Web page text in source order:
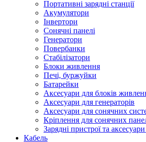
Портативні зарядні станції
Акумулятори
Інвертори
Сонячні панелі
Генератори
Повербанки
Стабілізатори
Блоки живлення
Печі, буржуйки
Батарейки
Аксесуари для блоків
Аксесуари для генераторів
Аксесуари для сонячних
Кріплення для сонячних
Зарядні пристрої та
Кабель